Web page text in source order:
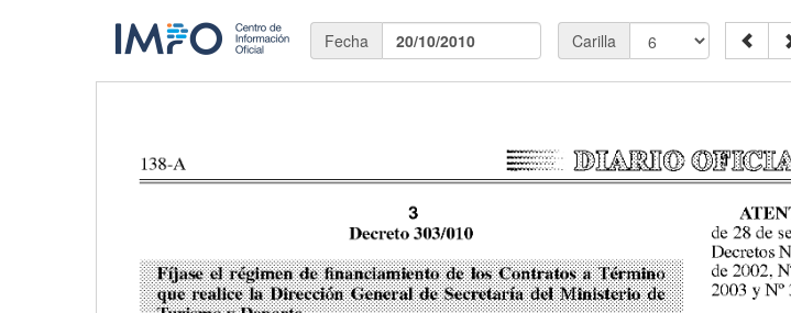
Fecha 20/10/2010 Carilla